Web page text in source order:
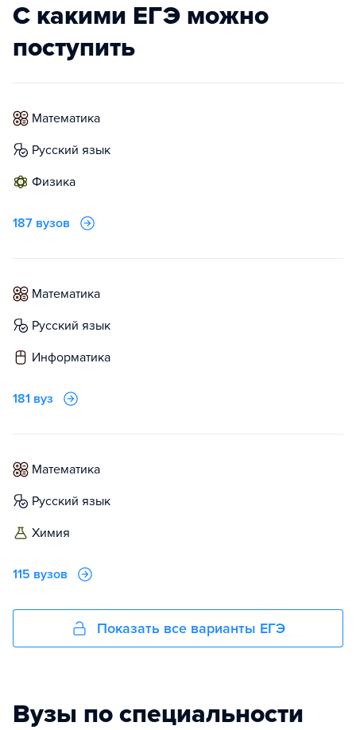
С какими ЕГЭ можно
поступить
математика
русский язык
физика
187 вузов
математика
русский язык
информатика
181 вуз
математика
русский язык
химия
115 вузов
Показать все варианты ЕГЭ
Вузы по специальности